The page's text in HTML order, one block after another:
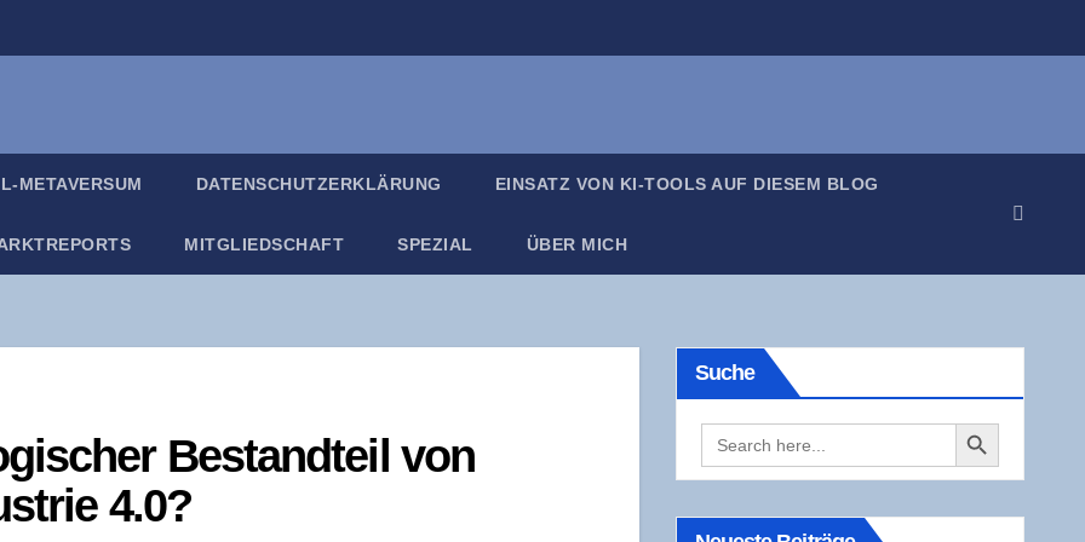
META­VER­SUM DATEN­SCHUTZ­ER­KLÄ­RUNG EIN­SATZ VON KI-TOOLS AUF DIE­SEM BLOG
MIT­GLIED­SCHAFT SPE­ZI­AL ÜBER MICH
Bestand­teil von
4.0?
Suche
Search
for:
Search Button